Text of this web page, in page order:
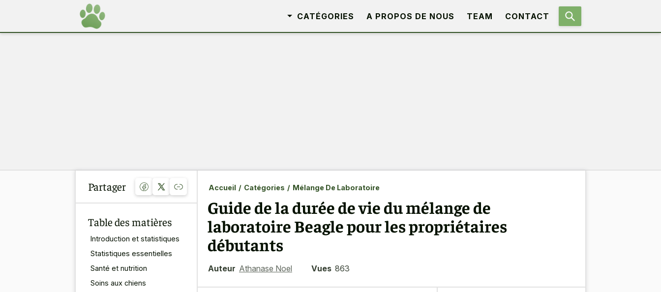
CATÉGORIES A PROPOS DE NOUS TEAM CONTACT
Partager
Table des matières
Introduction et statistiques
Statistiques essentielles
Santé et nutrition
Soins aux chiens
Accueil / Catégories / Mélange De Laboratoire
Guide de la durée de vie du mélange de
laboratoire Beagle pour les propriétaires
débutants
Auteur Athanase Noel Vues 863